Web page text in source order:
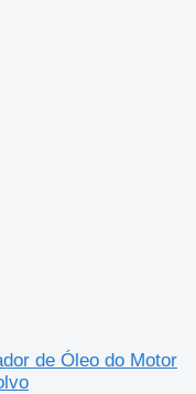
de Óleo do Motor